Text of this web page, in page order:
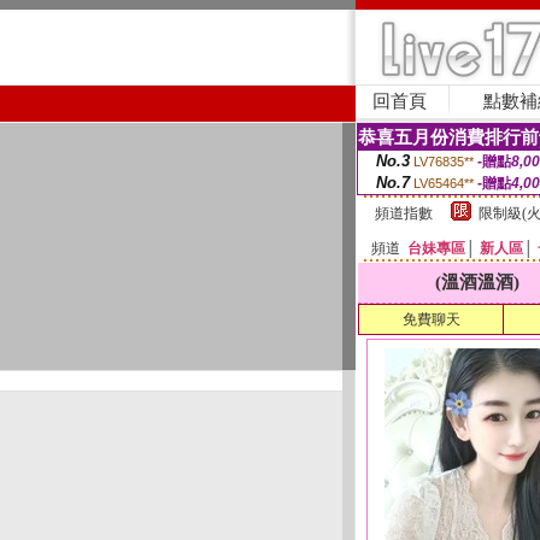
回首頁 點數
恭喜五月份消費排行
No.3 LV76835** -贈點
No.7 LV65464** -贈點
頻道指數
限制級(
頻道 台妹專區 新人區
(溫酒溫酒)
免費聊天